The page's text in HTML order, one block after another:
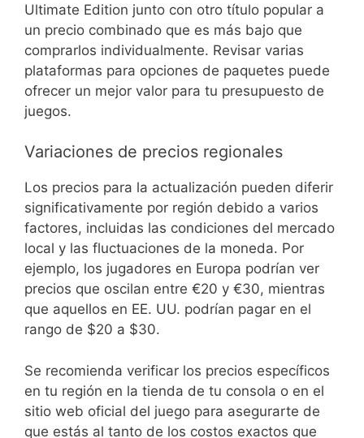
Ultimate Edition junto con otro título popular a
un precio combinado que es más bajo que
comprarlos individualmente. Revisar varias
plataformas para opciones de paquetes puede
ofrecer un mejor valor para tu presupuesto de
juegos.
Variaciones de precios regionales
Los precios para la actualización pueden diferir
significativamente por región debido a varios
factores, incluidas las condiciones del mercado
local y las fluctuaciones de la moneda. Por
ejemplo, los jugadores en Europa podrían ver
precios que oscilan entre €20 y €30, mientras
que aquellos en EE. UU. podrían pagar en el
rango de $20 a $30.
Se recomienda verificar los precios específicos
en tu región en la tienda de tu consola o en el
sitio web oficial del juego para asegurarte de
que estás al tanto de los costos exactos que